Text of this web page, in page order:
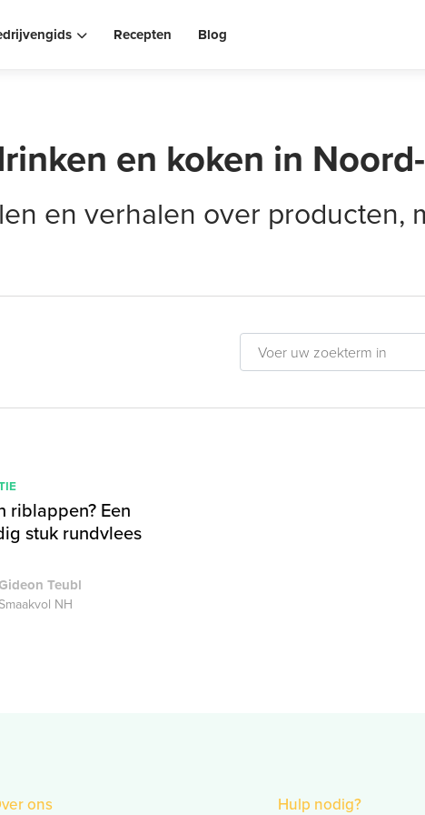
Recepten Blog
en koken in
en verhalen over producten,
riblappen? Een
stuk rundvlees
Teubl
Smaakvol NH
ons Hulp nodig?